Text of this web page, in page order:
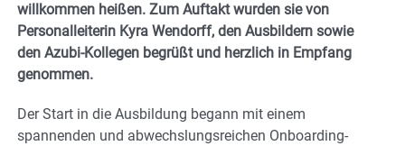
willkommen heißen. Zum Auftakt wurden sie von
Personalleiterin Kyra Wendorff, den Ausbildern sowie
den Azubi-Kollegen begrüßt und herzlich in Empfang
genommen.
Der Start in die Ausbildung begann mit einem
spannenden und abwechslungsreichen Onboarding-